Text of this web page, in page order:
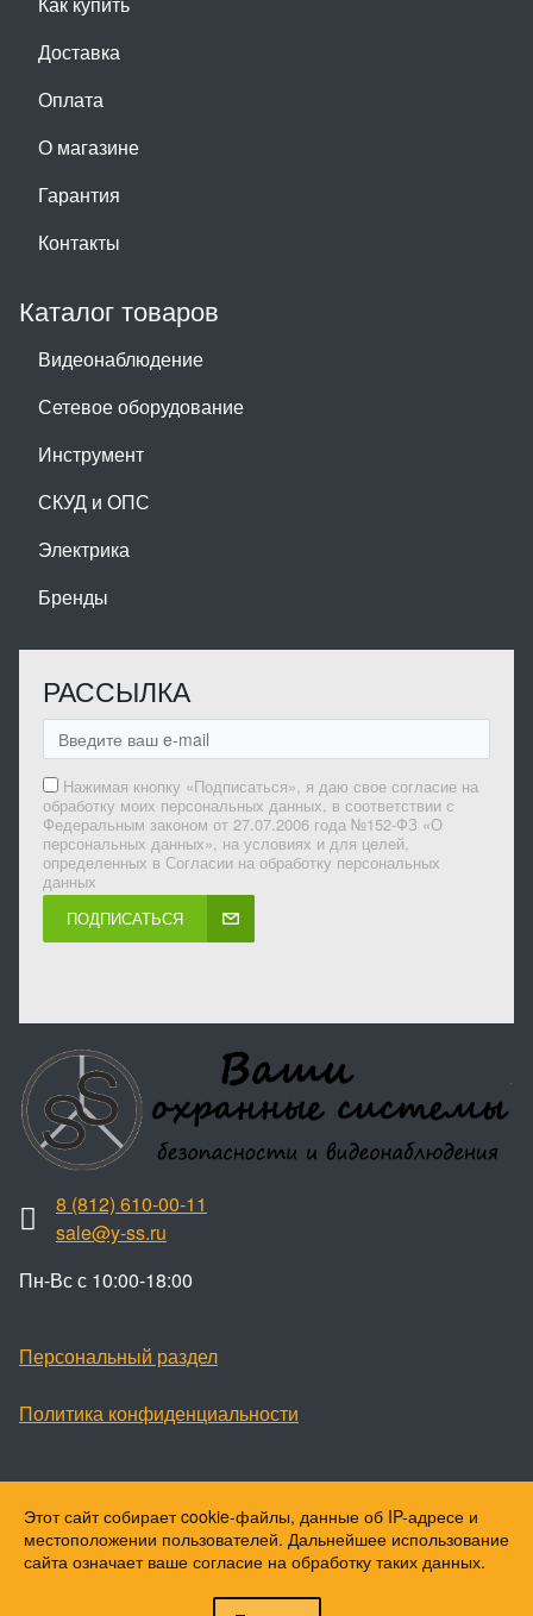
Доставка
Оплата
О магазине
Гарантия
Контакты
Каталог товаров
Видеонаблюдение
Сетевое оборудование
Инструмент
СКУД и ОПС
Электрика
Бренды
РАССЫЛКА
Нажимая кнопку «Подписаться», я даю свое согласие на
обработку моих персональных данных, в соответствии с
Федеральным законом от 27.07.2006 года №152-ФЗ «О
персональных данных», на условиях и для целей,
определенных в Согласии на обработку персональных
данных
ПОДПИСАТЬСЯ
8 (812) 610-00-11
sale@y-ss.ru
Пн-Вс с 10:00-18:00
Персональный раздел
Политика конфиденциальности
Наверх
© Ваши охранные системы, 2026
Этот сайт собирает cookie-файлы, данные об IP-адресе и
местоположении пользователей. Дальнейшее использование
сайта означает ваше согласие на обработку таких данных.